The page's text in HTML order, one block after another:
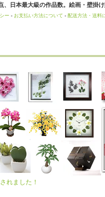
日本最大級の作品数。絵画・壁掛
ー - お支払い方法について - 配送方法・送料
されました！